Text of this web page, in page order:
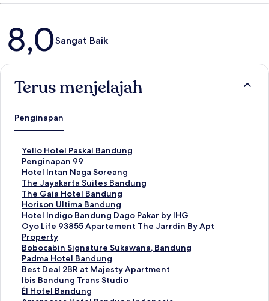
Ulasan
8,0Sangat Baik
Terus menjelajah
Penginapan
Yello Hotel Paskal Bandung
T
a
u
t
a
n
S
t
a
n
d
a
r
u
Penginapan 99
T
a
u
t
a
n
S
t
a
n
d
a
r
Hotel Intan Naga Soreang
T
a
u
t
a
n
S
t
a
n
d
a
The Jayakarta Suites Bandung
T
a
u
t
a
n
S
t
a
n
d
The Gaia Hotel Bandung
T
a
u
t
a
n
S
t
a
n
Horison Ultima Bandung
T
a
u
t
a
n
S
t
a
Hotel Indigo Bandung Dago Pakar by IHG
T
a
u
t
a
n
S
t
Oyo Life 93855 Apartement The Jarrdin By Apt
Property
T
a
u
t
a
n
S
Bobocabin Signature Sukawana, Bandung
T
a
u
t
a
Padma Hotel Bandung
T
a
u
t
Best Deal 2BR at Majesty Apartment
T
a
u
Ibis Bandung Trans Studio
T
a
Él Hotel Bandung
T